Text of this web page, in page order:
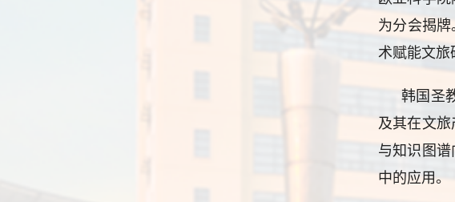
为分会揭牌
术赋能文旅
韩国圣
及其在文
与知识图
中的应用。